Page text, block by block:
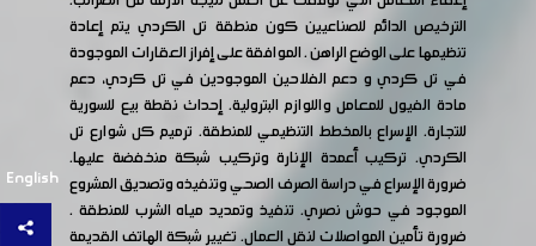
English
الترخيص الدائم للصناعيين كون منطقة تل الكردي يتم إعادة
تنظيمها على الوضع الراهن . الموافقة على إفراز العقارات الموجودة
في تل كردي و دعم الفلاحين الموجودين في تل كردي، دعم
مادة الفيول للمعامل واللوازم البترولية. إحداث نقطة بيع للسورية
للتجارة. الإسراع بالمخطط التنظيمي للمنطقة. ترميم كل شوارع تل
الكردي. تركيب أعمدة الإنارة وتركيب شبكة منخفضة عليها.
ضرورة الإسراع في دراسة الصرف الصحي وتنفيذه وتصديق المشروع
الموجود في حوش نصري. تنفيذ وتمديد مياه الشرب للمنطقة .
ضرورة تأمين المواصلات لنقل العمال. تغيير شبكة الهاتف القديمة